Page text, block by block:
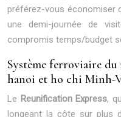
préférez-vous économiser
une demi-journée de
compromis temps/budget
Système ferroviaire
hanoi et ho chi Minh-
Le Reunification Express,
longeant la côte sur plus